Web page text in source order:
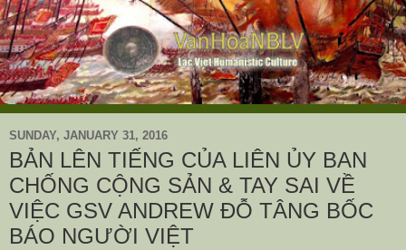
SUNDAY, JANUARY 31, 2016
BẢN LÊN TIẾNG CỦA LIÊN ỦY BAN
CHỐNG CỘNG SẢN & TAY SAI VỀ
VIỆC GSV ANDREW ĐỖ TÂNG BỐC
BÁO NGƯỜI VIỆT